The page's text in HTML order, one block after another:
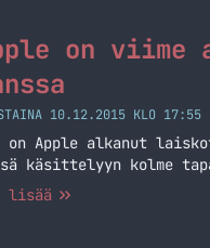
on
10.12.2015 KLO 17:55
on Apple alkanut
käsittelyyn kolme
lisää